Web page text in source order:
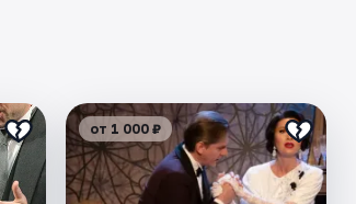
от 1 000 ₽